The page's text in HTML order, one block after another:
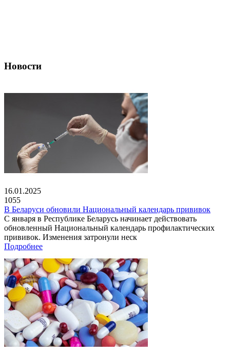
Новости
16.01.2025
1055
В Беларуси обновили Национальный календарь прививок
С января в Республике Беларусь начинает действовать
обновленный Национальный календарь профилактических
прививок. Изменения затронули неск
Подробнее